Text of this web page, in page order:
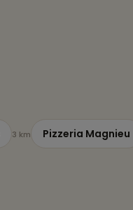
3 km Pizzeria Magnieu